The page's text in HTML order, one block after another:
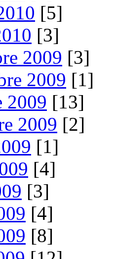
[5]
[3]
2009 [3]
2009 [1]
2009 [13]
2009 [2]
[1]
[4]
[3]
[4]
[8]